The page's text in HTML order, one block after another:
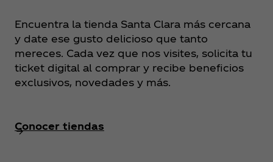
Encuentra la tienda Santa Clara más cercana
y date ese gusto delicioso que tanto
mereces. Cada vez que nos visites, solicita tu
ticket digital al comprar y recibe beneficios
exclusivos, novedades y más.
Conocer tiendas